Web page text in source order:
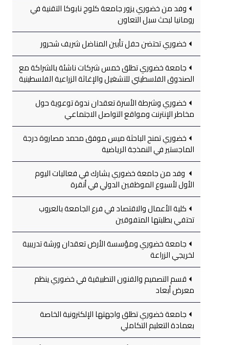
وفد من خضوري يزور جامعة كلوج نابوكا التقنية في
رومانيا لبحث سبل التعاون
خضوري تحتضن حفل تأبين المناضل شريف شحرور
جامعة خضوري تطلق خمس شركات ناشئة بالشراكة مع
الصندوق الفلسطيني للتشغيل والإغاثة الزراعية الفلسطينية
خضوري وشرطة الأسرة تعقدان ندوة توعوية حول
مخاطر الإنترنت ومواقع التواصل الاجتماعي
خضوري تمنح الباحثة ميس موفق محمد مصاروة درجة
الماجستير في النمذجة الرياضية
وفد من جامعة خضوري يشارك في فعاليات اليوم
الأول لأسبوع الموظفين الدولي في أنقرة
كلية الأعمال والاقتصاد في فرع الجامعة بالعروب
تحتفي بطلبتها المتفوقين
جامعة خضوري ومؤسسة الأرض تعقدان ورشة تدريبية
لخريجي الزراعة
قسم التصميم والفنون التطبيقية في خضوري ينظم
معرض أبعاد
جامعة خضوري تطلق واجهتها الإلكترونية الخاصة
بعمادة التعليم التكاملي